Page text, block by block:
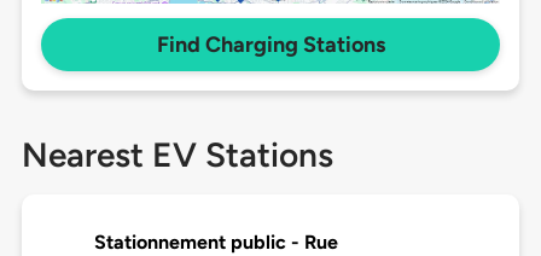
Find Charging Stations
Nearest EV Stations
Stationnement public - Rue